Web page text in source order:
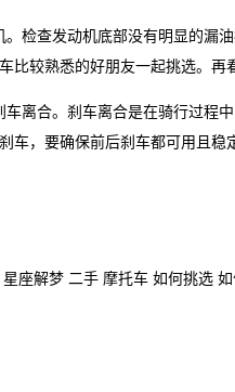
。检查发动机底部没有明显的漏
车比较熟悉的好朋友一起挑选。
车离合。刹车离合是在骑行过程
车，要确保前后刹车都可用且稳
星座解梦 二手 摩托车 如何挑选